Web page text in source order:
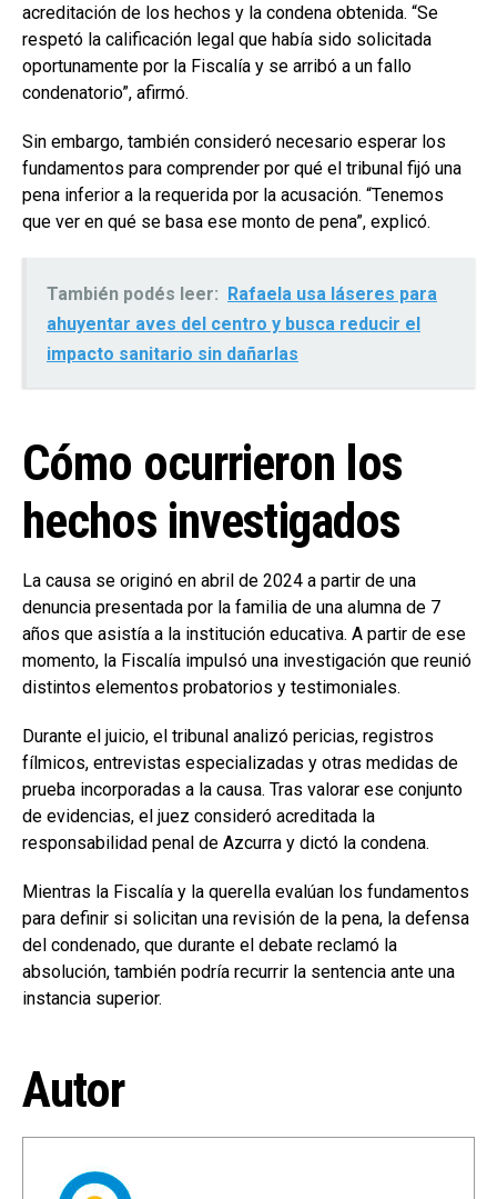
acreditación de los hechos y la condena obtenida. “Se
respetó la calificación legal que había sido solicitada
oportunamente por la Fiscalía y se arribó a un fallo
condenatorio”, afirmó.
Sin embargo, también consideró necesario esperar los
fundamentos para comprender por qué el tribunal fijó una
pena inferior a la requerida por la acusación. “Tenemos
que ver en qué se basa ese monto de pena”, explicó.
También podés leer: Rafaela usa láseres para
ahuyentar aves del centro y busca reducir el
impacto sanitario sin dañarlas
Cómo ocurrieron los
hechos investigados
La causa se originó en abril de 2024 a partir de una
denuncia presentada por la familia de una alumna de 7
años que asistía a la institución educativa. A partir de ese
momento, la Fiscalía impulsó una investigación que reunió
distintos elementos probatorios y testimoniales.
Durante el juicio, el tribunal analizó pericias, registros
fílmicos, entrevistas especializadas y otras medidas de
prueba incorporadas a la causa. Tras valorar ese conjunto
de evidencias, el juez consideró acreditada la
responsabilidad penal de Azcurra y dictó la condena.
Mientras la Fiscalía y la querella evalúan los fundamentos
para definir si solicitan una revisión de la pena, la defensa
del condenado, que durante el debate reclamó la
absolución, también podría recurrir la sentencia ante una
instancia superior.
Autor